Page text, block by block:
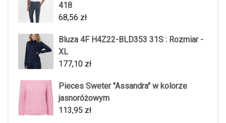
418
68,56 zł
Bluza 4F H4Z22-BLD353 31S : Rozmiar -
XL
177,10 zł
Pieces Sweter "Assandra" w kolorze
jasnoróżowym
113,95 zł